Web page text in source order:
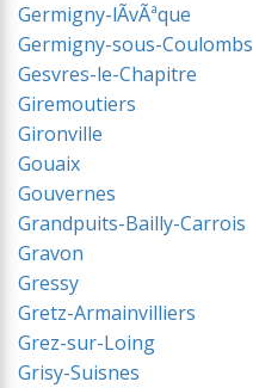
Germigny-lÃvÃªque
Germigny-sous-Coulombs
Gesvres-le-Chapitre
Giremoutiers
Gironville
Gouaix
Gouvernes
Grandpuits-Bailly-Carrois
Gravon
Gressy
Gretz-Armainvilliers
Grez-sur-Loing
Grisy-Suisnes